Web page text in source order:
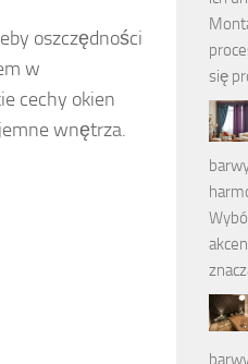
oszczędności
w
cechy okien
wnętrza.
się